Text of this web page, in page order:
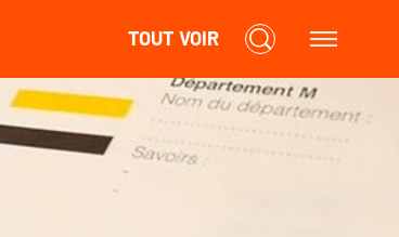
TOUT VOIR